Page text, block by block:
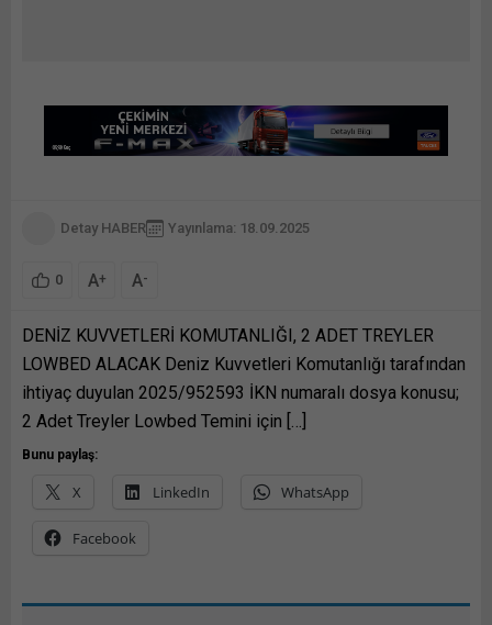
Detay HABER Yayınlama: 18.09.2025
0 A+ A-
DENİZ KUVVETLERİ KOMUTANLIĞI, 2 ADET TREYLER
LOWBED ALACAK Deniz Kuvvetleri Komutanlığı tarafından
ihtiyaç duyulan 2025/952593 İKN numaralı dosya konusu;
2 Adet Treyler Lowbed Temini için […]
Bunu paylaş:
X LinkedIn WhatsApp
Facebook